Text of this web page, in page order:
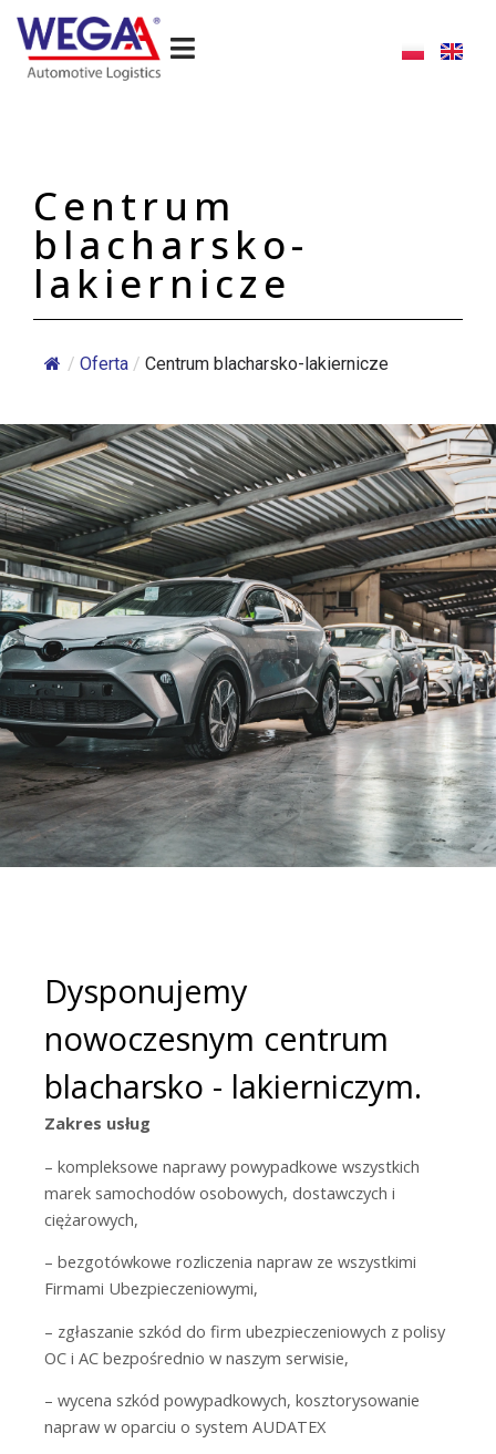
Skip
content
Centrum
blacharsko-
lakiernicze
/ Oferta / Centrum blacharsko-lakiernicze
Dysponujemy
nowoczesnym centrum
blacharsko - lakierniczym.
Zakres usług
– kompleksowe naprawy powypadkowe wszystkich
marek samochodów osobowych, dostawczych i
ciężarowych,
– bezgotówkowe rozliczenia napraw ze wszystkimi
Firmami Ubezpieczeniowymi,
– zgłaszanie szkód do firm ubezpieczeniowych z polisy
OC i AC bezpośrednio w naszym serwisie,
– wycena szkód powypadkowych, kosztorysowanie
napraw w oparciu o system AUDATEX